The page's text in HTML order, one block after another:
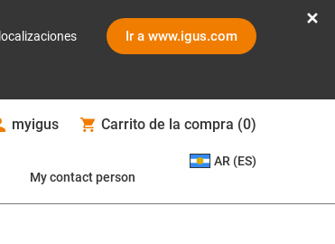
Ir a www.igus.com
myigus Carrito de la compra (0)
My contact person
AR (ES)